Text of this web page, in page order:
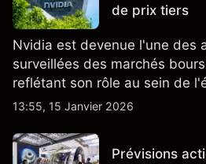
de prix tiers
Nvidia est devenue l'une des
surveillées des marchés
reflétant son rôle au sein de
semi-conducteurs et de l'IA.
13:55, 15 Janvier 2026
Prévisions